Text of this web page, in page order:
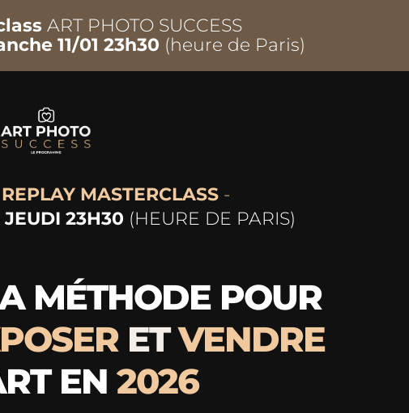
ART PHOTO SUCCESS
11/01 23h30 (heure de Paris)
MASTERCLASS -
23H30 (HEURE DE PARIS)
MÉTHODE POUR
ETVENDRE
EN 2026